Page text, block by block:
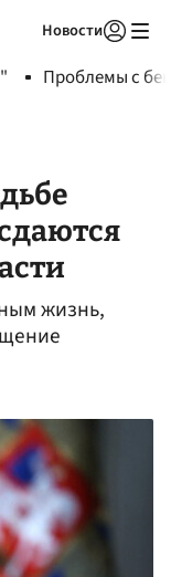
Новости
Проблемы с
жизнь,